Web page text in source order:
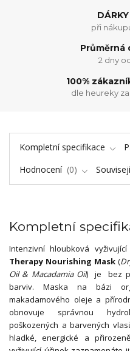
při
Průměrná
2 dny
100%
dle heureky
Kompletní specifikace
Hodnocení
0
Kompletní
Intenzivní hloubková
Therapy Nourishing Mask (
Oil & Macadamia Oil) je bez
barviv. Maska na bázi
makadamového oleje a
obnovuje správnou
poškozených a barvených
hladké, energické a